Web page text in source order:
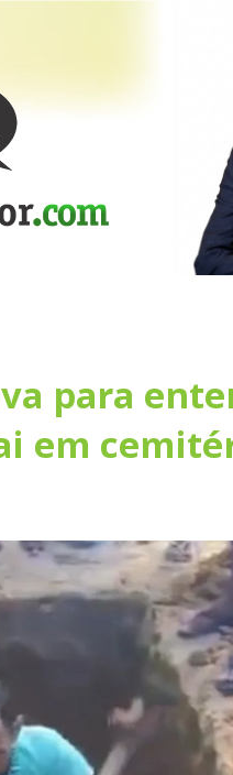
para
em